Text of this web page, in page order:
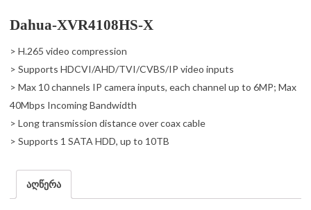
Dahua-XVR4108HS-X
> H.265 video compression
> Supports HDCVI/AHD/TVI/CVBS/IP video inputs
> Max 10 channels IP camera inputs, each channel up to 6MP; Max
40Mbps Incoming Bandwidth
> Long transmission distance over coax cable
> Supports 1 SATA HDD, up to 10TB
აღწერა